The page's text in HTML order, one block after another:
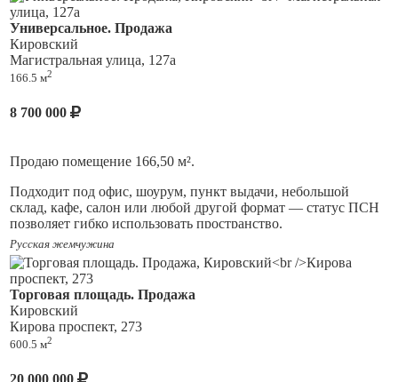
арендаторами.
Здание расположено отдельно, что обеспечивает
приватность, удобную логистику и возможность
собственной парковки.
Универсальное. Продажа
Кировский
Магистральная улица, 127а
166.5 м2
8 700 000
Продаю помещение 166,50 м².
Подходит под офис, шоурум, пункт выдачи, небольшой
склад, кафе, салон или любой другой формат — статус ПСН
позволяет гибко использовать пространство.
Помещение под ремонт адаптируйте под любой формат.
Локация удобна для бизнеса: есть подъездные пути для
разгрузки, хорошая транспортная доступность, 2 входа.
Вторая линия — меньше шума, сохраняется видимость.
Объект находится на промышленной артерии города, что
предполагает доступность всех районов, в том числе и на
Русская жемчужина
Торговая площадь. Продажа
Кировский
Кирова проспект, 273
600.5 м2
20 000 000